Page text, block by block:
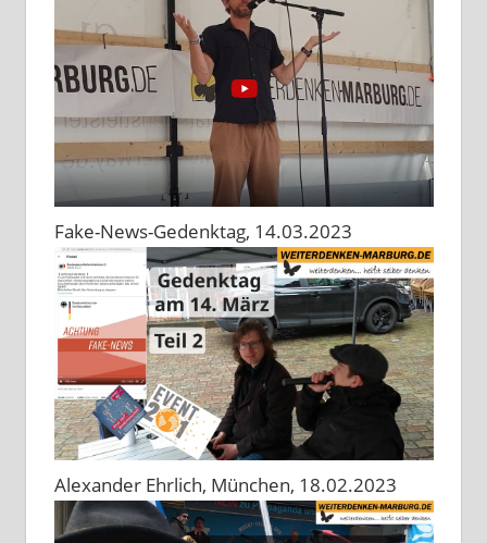
Fake-News-Gedenktag, 14.03.2023
Alexander Ehrlich, München, 18.02.2023